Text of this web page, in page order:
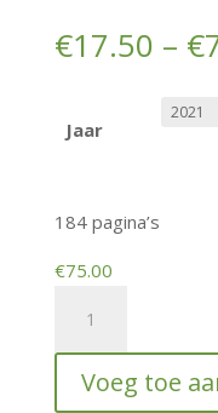
€17.50 – €
Jaar
184 pagina’s
€75.00
Asiel
2
hoeveelheid
Voeg toe